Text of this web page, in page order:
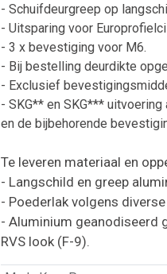
- Schuifdeurgreep op
- Uitsparing voor
- 3 x bevestiging voor M6.
- Bij bestelling deurdikte
- Exclusief
- SKG** en SKG***
en de bijbehorende
Te leveren materiaal en
- Langschild en greep
- Poederlak volgens
- Aluminium geanodiseerd
RVS look (F-9).